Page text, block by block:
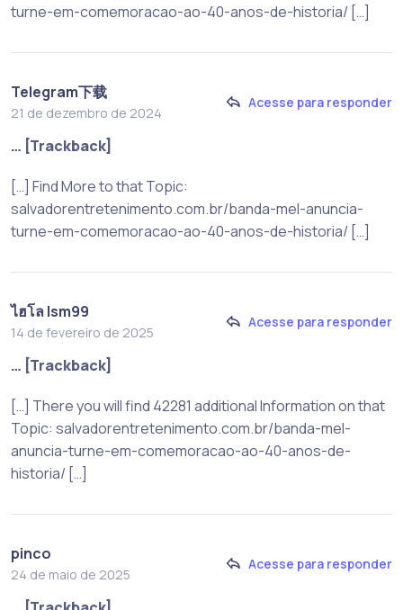
turne-em-comemoracao-ao-40-anos-de-historia/ […]
Telegram下载
21 de dezembro de 2024
Acesse para responder
… [Trackback]
[…] Find More to that Topic:
salvadorentretenimento.com.br/banda-mel-anuncia-
turne-em-comemoracao-ao-40-anos-de-historia/ […]
ไฮโล lsm99
14 de fevereiro de 2025
Acesse para responder
… [Trackback]
[…] There you will find 42281 additional Information on that
Topic: salvadorentretenimento.com.br/banda-mel-
anuncia-turne-em-comemoracao-ao-40-anos-de-
historia/ […]
pinco
24 de maio de 2025
Acesse para responder